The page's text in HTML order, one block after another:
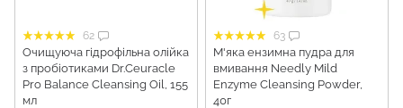
62
Очищуюча гідрофільна олійка
з пробіотиками Dr.Ceuracle
Pro Balance Cleansing Oil, 155
мл
63
М'яка ензимна пудра для
вмивання Needly Mild
Enzyme Cleansing Powder,
40г